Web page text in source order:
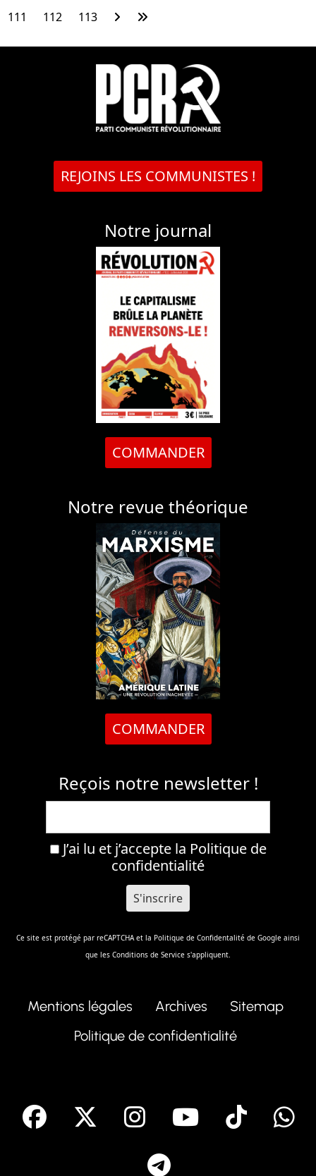
111
112 113
REJOINS LES COMMUNISTES !
Notre journal
COMMANDER
Notre revue théorique
COMMANDER
Reçois notre newsletter !
J’ai lu et j’accepte la Politique de
confidentialité
Ce site est protégé par reCAPTCHA et la Politique de Confidentalité de Google ainsi
que les Conditions de Service s'appliquent.
Mentions légales Archives
Sitemap
Politique de confidentialité
facebook Instagram
Youtube
Tik